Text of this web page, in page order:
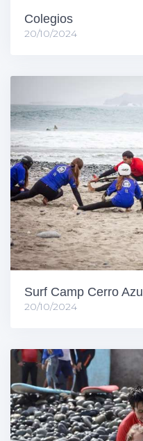
Colegios
20/10/2024
Surf Camp Cerro Azul
20/10/2024